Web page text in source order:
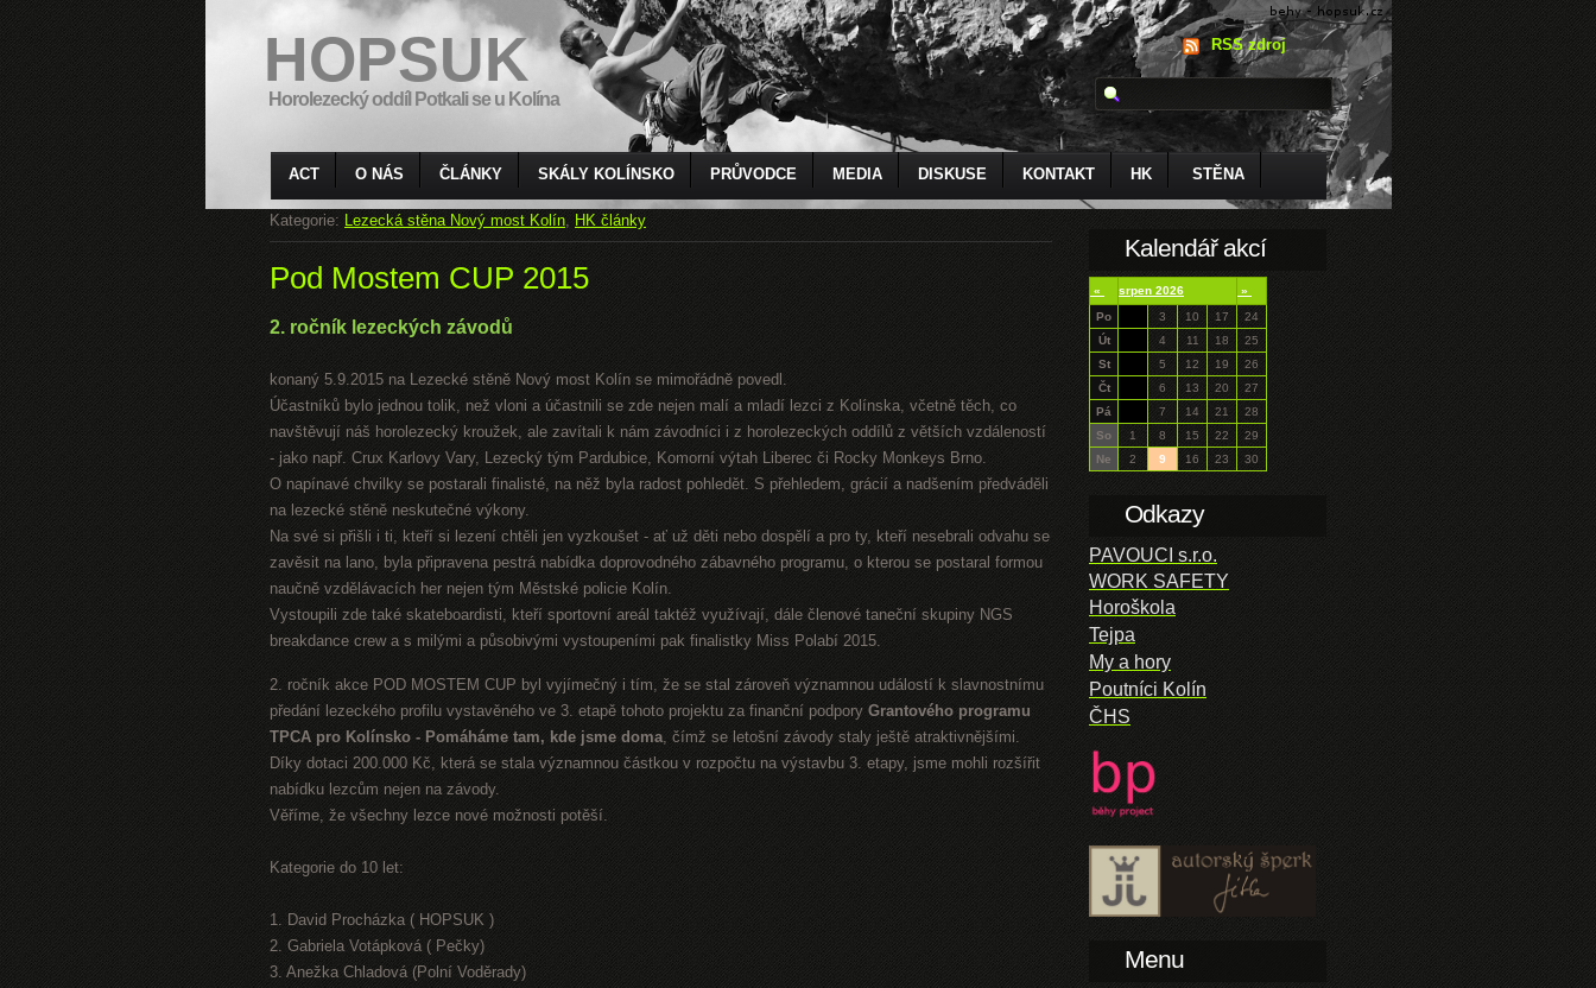
HOPSUK
Horolezecký oddíl Potkali se u Kolína
RSS zdroj
ACT O NÁS ČLÁNKY SKÁLY KOLÍNSKO PRŮVODCE MEDIA DISKUSE KONTAKT HK STĚNA
Kategorie: Lezecká stěna Nový most Kolín, HK články
Pod Mostem CUP 2015
2. ročník lezeckých závodů
konaný 5.9.2015 na Lezecké stěně Nový most Kolín se mimořádně povedl.
Účastníků bylo jednou tolik, než vloni a účastnili se zde nejen malí a mladí lezci z Kolínska, včetně těch, co
navštěvují náš horolezecký kroužek, ale zavítali k nám závodníci i z horolezeckých oddílů z větších vzdáleností
- jako např. Crux Karlovy Vary, Lezecký tým Pardubice, Komorní výtah Liberec či Rocky Monkeys Brno.
O napínavé chvilky se postarali finalisté, na něž byla radost pohledět. S přehledem, grácií a nadšením předváděli
na lezecké stěně neskutečné výkony.
Na své si přišli i ti, kteří si lezení chtěli jen vyzkoušet - ať už děti nebo dospělí a pro ty, kteří nesebrali odvahu se
zavěsit na lano, byla připravena pestrá nabídka doprovodného zábavného programu, o kterou se postaral formou
naučně vzdělávacích her nejen tým Městské policie Kolín.
Vystoupili zde také skateboardisti, kteří sportovní areál taktéž využívají, dále členové taneční skupiny NGS
breakdance crew a s milými a působivými vystoupeními pak finalistky Miss Polabí 2015.
2. ročník akce POD MOSTEM CUP byl vyjímečný i tím, že se stal zároveň významnou událostí k slavnostnímu
předání lezeckého profilu vystavěného ve 3. etapě tohoto projektu za finanční podpory Grantového programu
TPCA pro Kolínsko - Pomáháme tam, kde jsme doma, čímž se letošní závody staly ještě atraktivnějšími.
Díky dotaci 200.000 Kč, která se stala významnou částkou v rozpočtu na výstavbu 3. etapy, jsme mohli rozšířit
nabídku lezcům nejen na závody.
Věříme, že všechny lezce nové možnosti potěší.
Kategorie do 10 let:
1. David Procházka ( HOPSUK )
2. Gabriela Votápková ( Pečky)
3. Anežka Chladová (Polní Voděrady)
Kalendář akcí
« srpen 2026
»
Po
3 10 17
24
Út
4 11 18
25
St
5 12 19
26
Čt
6 13 20
27
Pá
7 14 21
28
So
1 8 15 22
29
Ne
2 9 16 23 30
Odkazy
PAVOUCI s.r.o.
WORK SAFETY
Horoškola
Tejpa
My a hory
Poutníci Kolín
ČHS
Menu